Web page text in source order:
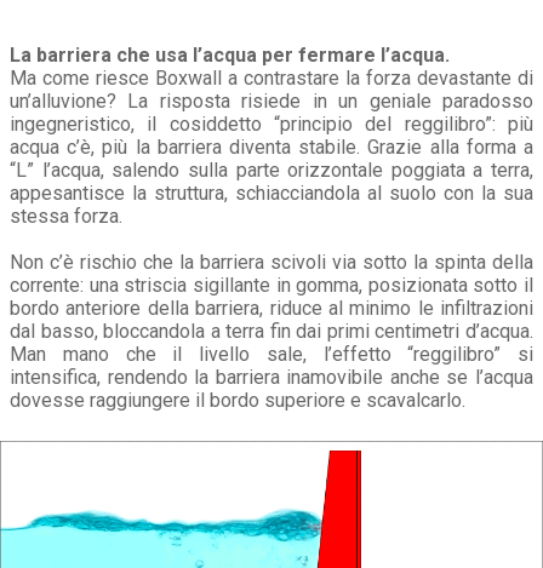
La barriera che usa l’acqua per fermare l’acqua.
Ma come riesce Boxwall a contrastare la forza devastante di
un’alluvione? La risposta risiede in un geniale paradosso
ingegneristico, il cosiddetto “principio del reggilibro”: più
acqua c’è, più la barriera diventa stabile. Grazie alla forma a
“L” l’acqua, salendo sulla parte orizzontale poggiata a terra,
appesantisce la struttura, schiacciandola al suolo con la sua
stessa forza.
Non c’è rischio che la barriera scivoli via sotto la spinta della
corrente: una striscia sigillante in gomma, posizionata sotto il
bordo anteriore della barriera, riduce al minimo le infiltrazioni
dal basso, bloccandola a terra fin dai primi centimetri d’acqua.
Man mano che il livello sale, l’effetto “reggilibro” si
intensifica, rendendo la barriera inamovibile anche se l’acqua
dovesse raggiungere il bordo superiore e scavalcarlo.